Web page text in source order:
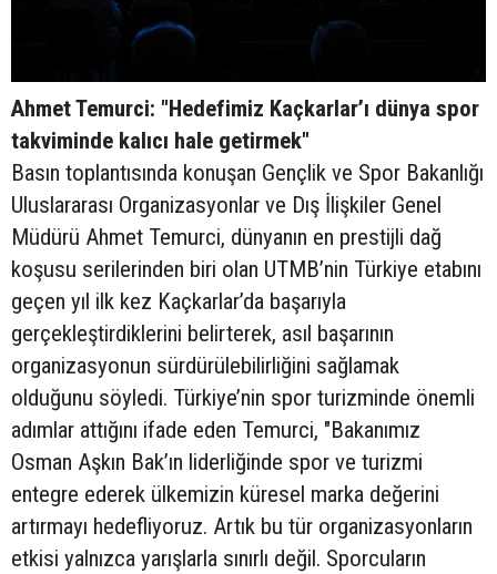
Ahmet Temurci: "Hedefimiz Kaçkarlar’ı dünya spor
takviminde kalıcı hale getirmek"
Basın toplantısında konuşan Gençlik ve Spor Bakanlığı
Uluslararası Organizasyonlar ve Dış İlişkiler Genel
Müdürü Ahmet Temurci, dünyanın en prestijli dağ
koşusu serilerinden biri olan UTMB’nin Türkiye etabını
geçen yıl ilk kez Kaçkarlar’da başarıyla
gerçekleştirdiklerini belirterek, asıl başarının
organizasyonun sürdürülebilirliğini sağlamak
olduğunu söyledi. Türkiye’nin spor turizminde önemli
adımlar attığını ifade eden Temurci, "Bakanımız
Osman Aşkın Bak’ın liderliğinde spor ve turizmi
entegre ederek ülkemizin küresel marka değerini
artırmayı hedefliyoruz. Artık bu tür organizasyonların
etkisi yalnızca yarışlarla sınırlı değil. Sporcuların